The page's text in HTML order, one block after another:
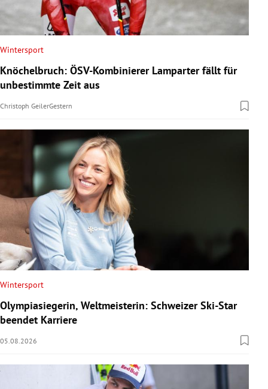
Wintersport
Knöchelbruch: ÖSV-Kombinierer Lamparter fällt für
unbestimmte Zeit aus
Christoph GeilerGestern
Wintersport
Olympiasiegerin, Weltmeisterin: Schweizer Ski-Star
beendet Karriere
05.08.2026